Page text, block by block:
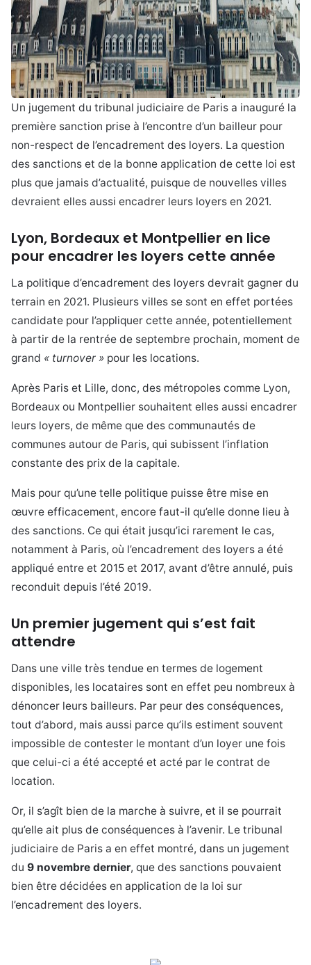
Un jugement du tribunal judiciaire de Paris a inauguré la
première sanction prise à l’encontre d’un bailleur pour
non-respect de l’encadrement des loyers. La question
des sanctions et de la bonne application de cette loi est
plus que jamais d’actualité, puisque de nouvelles villes
devraient elles aussi encadrer leurs loyers en 2021.
Lyon, Bordeaux et Montpellier en lice
pour encadrer les loyers cette année
La politique d’encadrement des loyers devrait gagner du
terrain en 2021. Plusieurs villes se sont en effet portées
candidate pour l’appliquer cette année, potentiellement
à partir de la rentrée de septembre prochain, moment de
grand « turnover » pour les locations.
Après Paris et Lille, donc, des métropoles comme Lyon,
Bordeaux ou Montpellier souhaitent elles aussi encadrer
leurs loyers, de même que des communautés de
communes autour de Paris, qui subissent l’inflation
constante des prix de la capitale.
Mais pour qu’une telle politique puisse être mise en
œuvre efficacement, encore faut-il qu’elle donne lieu à
des sanctions. Ce qui était jusqu’ici rarement le cas,
notamment à Paris, où l’encadrement des loyers a été
appliqué entre et 2015 et 2017, avant d’être annulé, puis
reconduit depuis l’été 2019.
Un premier jugement qui s’est fait
attendre
Dans une ville très tendue en termes de logement
disponibles, les locataires sont en effet peu nombreux à
dénoncer leurs bailleurs. Par peur des conséquences,
tout d’abord, mais aussi parce qu’ils estiment souvent
impossible de contester le montant d’un loyer une fois
que celui-ci a été accepté et acté par le contrat de
location.
Or, il s’agît bien de la marche à suivre, et il se pourrait
qu’elle ait plus de conséquences à l’avenir. Le tribunal
judiciaire de Paris a en effet montré, dans un jugement
du 9 novembre dernier, que des sanctions pouvaient
bien être décidées en application de la loi sur
l’encadrement des loyers.